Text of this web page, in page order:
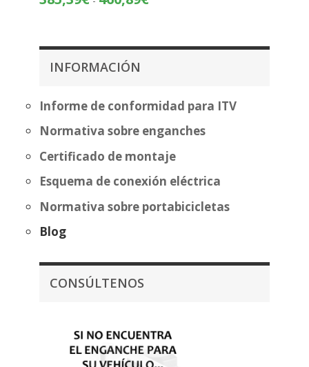
INFORMACIÓN
Informe de conformidad para ITV
Normativa sobre enganches
Certificado de montaje
Esquema de conexión eléctrica
Normativa sobre portabicicletas
Blog
CONSÚLTENOS